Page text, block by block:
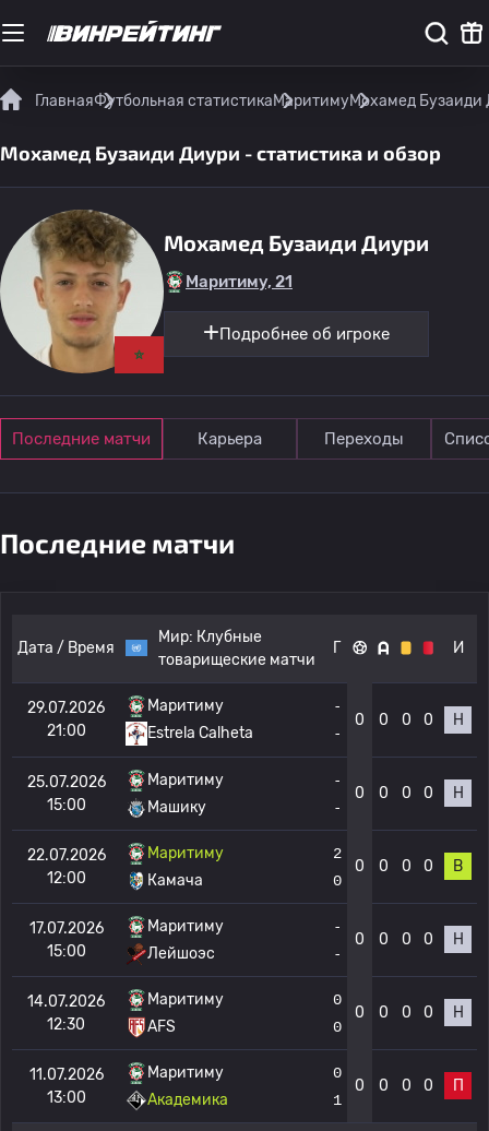
ГлавнаяФутбольная статистикаМаритимуМохамед Бузаиди
Мохамед Бузаиди Диури - статистика и обзор
Мохамед Бузаиди Диури
Маритиму, 21
Подробнее об игроке
Последние матчи Карьера Переходы
Последние матчи
Дата / Время
Мир: Клубные
товарищеские матчи
Г И
29.07.2026
21:00
Маритиму
Estrela Calheta
-
-
0 0 0 0 Н
25.07.2026
15:00
Маритиму
Машику
-
-
0 0 0 0 Н
22.07.2026
12:00
Маритиму
Камача
2
0
0 0 0 0 В
17.07.2026
15:00
Маритиму
Лейшоэс
-
-
0 0 0 0 Н
14.07.2026
12:30
Маритиму
AFS
0
0
0 0 0 0 Н
11.07.2026
13:00
Маритиму
Академика
0
1
0 0 0 0 П